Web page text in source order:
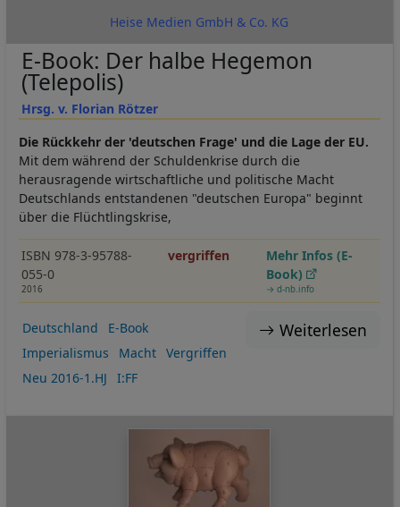
Heise Medien GmbH & Co. KG
Hrsg. v. Florian Rötzer
E-Book: Der halbe Hegemon
(Telepolis)
Die Rückkehr der 'deutschen Frage' und die Lage der EU.
Mit dem während der Schuldenkrise durch die
herausragende wirtschaftliche und politische Macht
Deutschlands entstandenen "deutschen Europa" beginnt
über die Flüchtlingskrise,
ISBN 978-3-95788-
055-0
2016
vergriffen
Mehr Infos (E-
Book)
→ d-nb.info
Weiterlesen
Deutschland
E-Book
Imperialismus
Macht
Vergriffen
Neu 2016-1.HJ
I:FF